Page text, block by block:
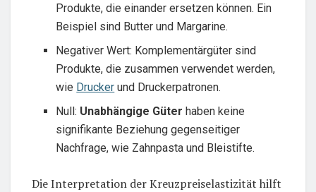
Produkte, die einander ersetzen können. Ein
Beispiel sind Butter und Margarine.
Negativer Wert: Komplementärgüter sind
Produkte, die zusammen verwendet werden,
wie Drucker und Druckerpatronen.
Null: Unabhängige Güter haben keine
signifikante Beziehung gegenseitiger
Nachfrage, wie Zahnpasta und Bleistifte.
Die Interpretation der Kreuzpreiselastizität hilft